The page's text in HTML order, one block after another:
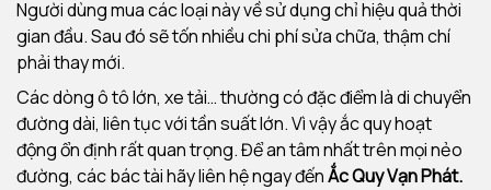
Người dùng mua các loại này về sử dụng chỉ hiệu quả thời
gian đầu. Sau đó sẽ tốn nhiều chi phí sửa chữa, thậm chí
phải thay mới.
Các dòng ô tô lớn, xe tải… thường có đặc điểm là di chuyển
đường dài, liên tục với tần suất lớn. Vì vậy ắc quy hoạt
động ổn định rất quan trọng. Để an tâm nhất trên mọi nẻo
đường, các bác tài hãy liên hệ ngay đếnẮc Quy Vạn Phát.